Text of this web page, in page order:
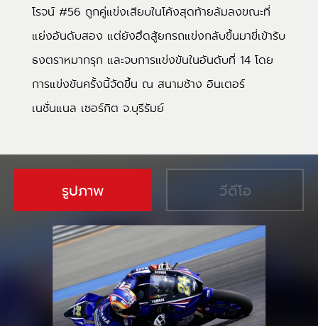
โรจน์ #56 ถูกคู่แข่งเสียบในโค้งสุดท้ายล้มลงขณะที่
แย่งอันดับสอง แต่ยังฮึดสู้ยกรถแข่งกลับขึ้นมาขี่เข้ารับ
ธงตราหมากรุก และจบการแข่งขันในอันดับที่ 14 โดย
การแข่งขันครั้งนี้จัดขึ้น ณ สนามช้าง อินเตอร์
เนชั่นแนล เซอร์กิต จ.บุรีรัมย์
รูปภาพ วีดีโอ